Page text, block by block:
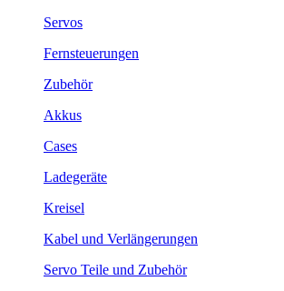
Servos
Fernsteuerungen
Zubehör
Akkus
Cases
Ladegeräte
Kreisel
Kabel und Verlängerungen
Servo Teile und Zubehör